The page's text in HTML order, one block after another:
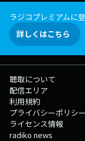
ラジコプレミアムに
詳しくはこちら
聴取について
配信エリア
利用規約
プライバシーポリシー
ライセンス情報
radiko news